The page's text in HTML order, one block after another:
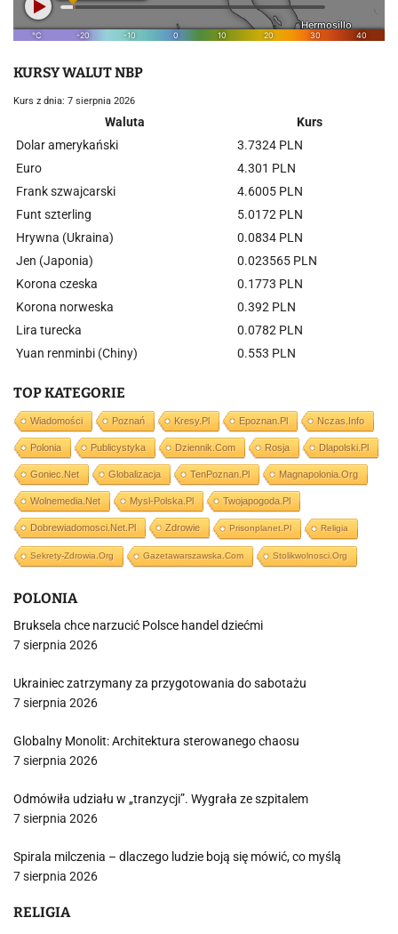
KURSY WALUT NBP
Kurs z dnia: 7 sierpnia 2026
Waluta
Kurs
Dolar amerykański
3.7324 PLN
Euro
4.301 PLN
Frank szwajcarski
4.6005 PLN
Funt szterling
5.0172 PLN
Hrywna (Ukraina)
0.0834 PLN
Jen (Japonia)
0.023565 PLN
Korona czeska
0.1773 PLN
Korona norweska
0.392 PLN
Lira turecka
0.0782 PLN
Yuan renminbi (Chiny)
0.553 PLN
TOP KATEGORIE
Wiadomości Poznań Kresy.pl Epoznan.pl Nczas.info
Polonia Publicystyka Dziennik.com Rosja Dlapolski.pl
Goniec.net Globalizacja TenPoznan.pl Magnapolonia.org
Wolnemedia.net Mysl-Polska.pl Twojapogoda.pl
Dobrewiadomosci.net.pl Zdrowie Prisonplanet.pl Religia
Sekrety-Zdrowia.org Gazetawarszawska.com Stolikwolnosci.org
POLONIA
Bruksela chce narzucić Polsce handel dziećmi
7 sierpnia 2026
Ukrainiec zatrzymany za przygotowania do sabotażu
7 sierpnia 2026
Globalny Monolit: Architektura sterowanego chaosu
7 sierpnia 2026
Odmówiła udziału w „tranzycji”. Wygrała ze szpitalem
7 sierpnia 2026
Spirala milczenia – dlaczego ludzie boją się mówić, co myślą
7 sierpnia 2026
RELIGIA